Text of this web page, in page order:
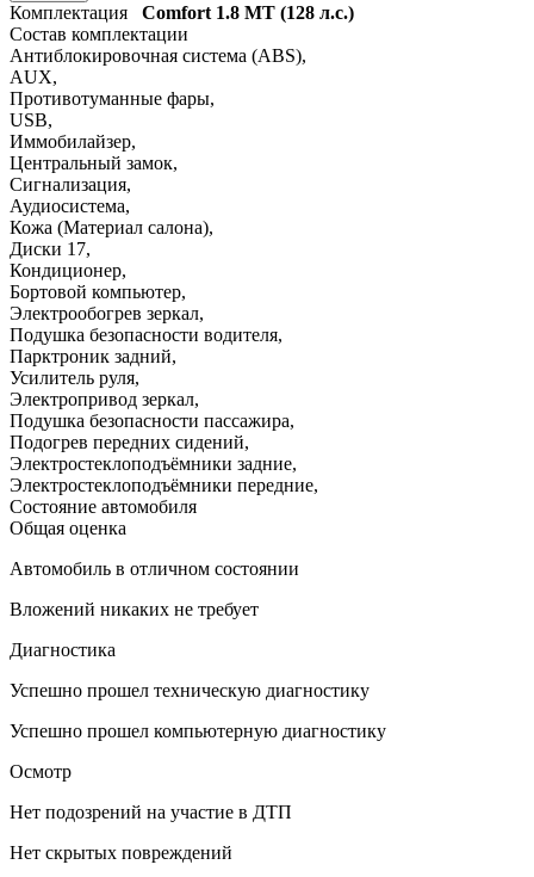
Комплектация Comfort 1.8 MT (128 л.с.)
Состав комплектации
Антиблокировочная система (ABS),
AUX,
Противотуманные фары,
USB,
Иммобилайзер,
Центральный замок,
Сигнализация,
Аудиосистема,
Кожа (Материал салона),
Диски 17,
Кондиционер,
Бортовой компьютер,
Электрообогрев зеркал,
Подушка безопасности водителя,
Парктроник задний,
Усилитель руля,
Электропривод зеркал,
Подушка безопасности пассажира,
Подогрев передних сидений,
Электростеклоподъёмники задние,
Электростеклоподъёмники передние,
Состояние автомобиля
Общая оценка
Автомобиль в отличном состоянии
Вложений никаких не требует
Диагностика
Успешно прошел техническую диагностику
Успешно прошел компьютерную диагностику
Осмотр
Нет подозрений на участие в ДТП
Нет скрытых повреждений